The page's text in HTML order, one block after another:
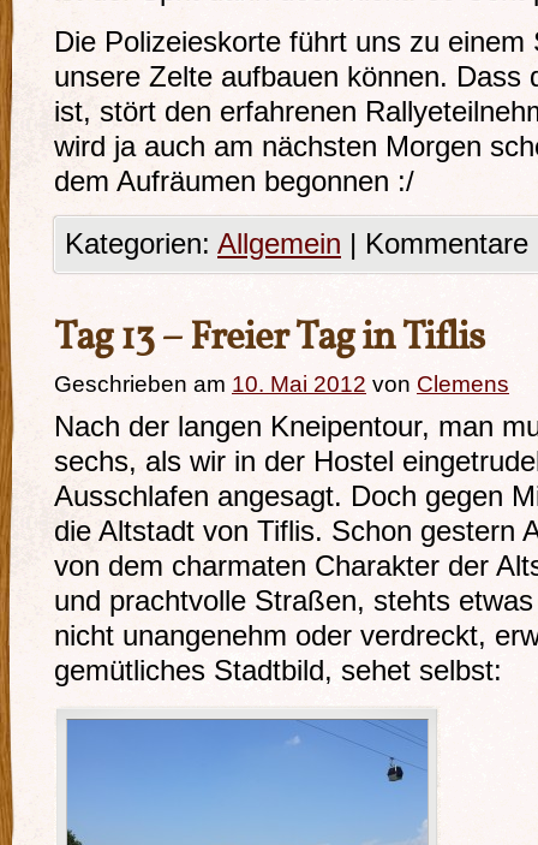
Die Polizeieskorte führt uns zu
unsere Zelte aufbauen können. Dass
ist, stört den erfahrenen
wird ja auch am nächsten Morgen
dem Aufräumen begonnen :/
Kategorien: Allgemein |
Tag 13 – Freier Tag in Tiflis
Geschrieben am 10. Mai 2012 von Clemens
Nach der langen Kneipentour, man
sechs, als wir in der Hostel
Ausschlafen angesagt. Doch gegen
die Altstadt von Tiflis. Schon gestern
von dem charmaten Charakter der
und prachtvolle Straßen, stehts
nicht unangenehm oder verdreckt,
gemütliches Stadtbild, sehet selbst: